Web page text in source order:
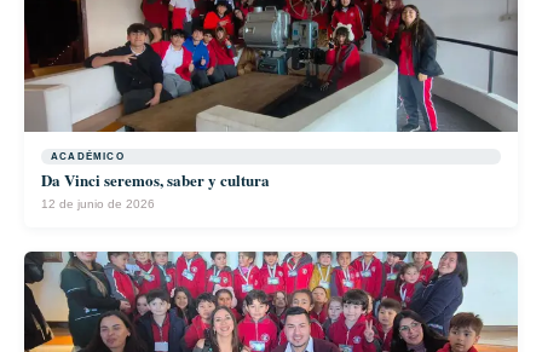
ACADÉMICO
Da Vinci seremos, saber y cultura
12 de junio de 2026